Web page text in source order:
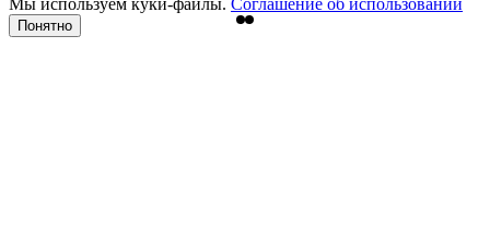
Мы используем куки-файлы. Соглашение об использовании
Понятно